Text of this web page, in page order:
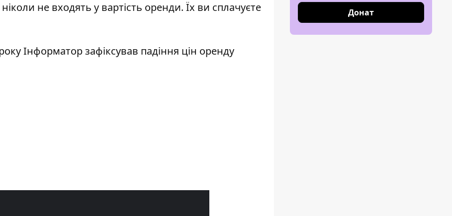
не входять у вартість оренди. Їх ви сплачуєте
Інформатор зафіксував падіння цін оренду
Донат